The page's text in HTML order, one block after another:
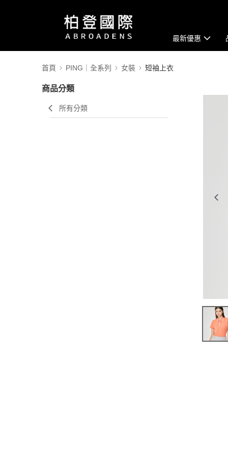
最新優惠
首頁 PING｜全系列 女裝 短袖上衣
商品分類
所有分類